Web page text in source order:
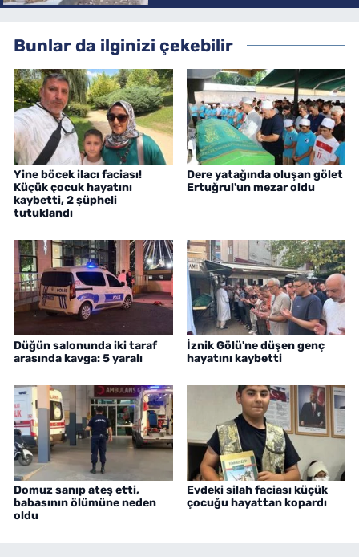
Bunlar da ilginizi çekebilir
Yine böcek ilacı faciası!
Küçük çocuk hayatını
kaybetti, 2 şüpheli
tutuklandı
Dere yatağında oluşan gölet
Ertuğrul'un mezar oldu
Düğün salonunda iki taraf
arasında kavga: 5 yaralı
İznik Gölü'ne düşen genç
hayatını kaybetti
Domuz sanıp ateş etti,
babasının ölümüne neden
oldu
Evdeki silah faciası küçük
çocuğu hayattan kopardı